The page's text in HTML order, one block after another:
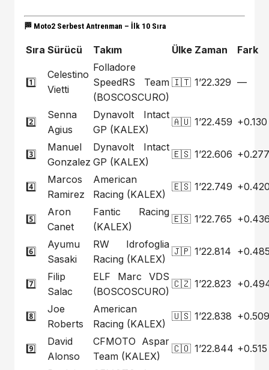
🏁 Moto2 Serbest Antrenman – İlk 10 Sıra
Sıra Sürücü Takım Ülke Zaman Fark
1️⃣
Celestino
Vietti
Folladore
SpeedRS Team
(BOSCOSCURO)
🇮🇹 1’22.329 —
2️⃣
Senna
Agius
Dynavolt Intact
GP (KALEX)
🇦🇺 1’22.459 +0.130
3️⃣
Manuel
Gonzalez
Dynavolt Intact
GP (KALEX)
🇪🇸 1’22.606 +0.277
4️⃣
Marcos
Ramirez
American
Racing (KALEX)
🇪🇸 1’22.749
5️⃣
Aron
Canet
Fantic Racing
(KALEX)
🇪🇸 1’22.765
6️⃣
Ayumu
Sasaki
RW Idrofoglia
Racing (KALEX)
🇯🇵 1’22.814
7️⃣
Filip
Salac
ELF Marc VDS
(BOSCOSCURO)
🇨🇿 1’22.823
8️⃣
Joe
Roberts
American
Racing (KALEX)
🇺🇸 1’22.838 +0.509
9️⃣
David
Alonso
CFMOTO Aspar
Team (KALEX)
🇨🇴 1’22.844 +0.515